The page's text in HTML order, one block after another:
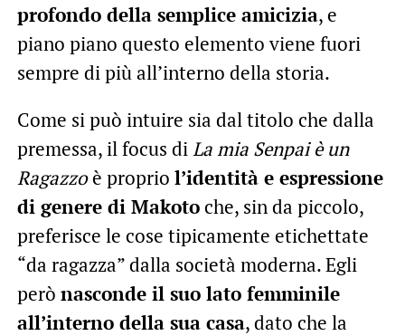
profondo della semplice amicizia, e
piano piano questo elemento viene fuori
sempre di più all’interno della storia.
Come si può intuire sia dal titolo che dalla
premessa, il focus diLa mia Senpai è un
Ragazzoè proprio l’identità e espressione
di genere di Makotoche, sin da piccolo,
preferisce le cose tipicamente etichettate
“da ragazza” dalla società moderna. Egli
però nasconde il suo lato femminile
all’interno della sua casa, dato che la